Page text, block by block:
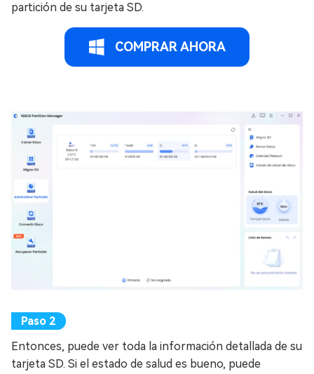
partición de su tarjeta SD.
COMPRAR AHORA
Entonces, puede ver toda la información detallada de su
tarjeta SD. Si el estado de salud es bueno, puede